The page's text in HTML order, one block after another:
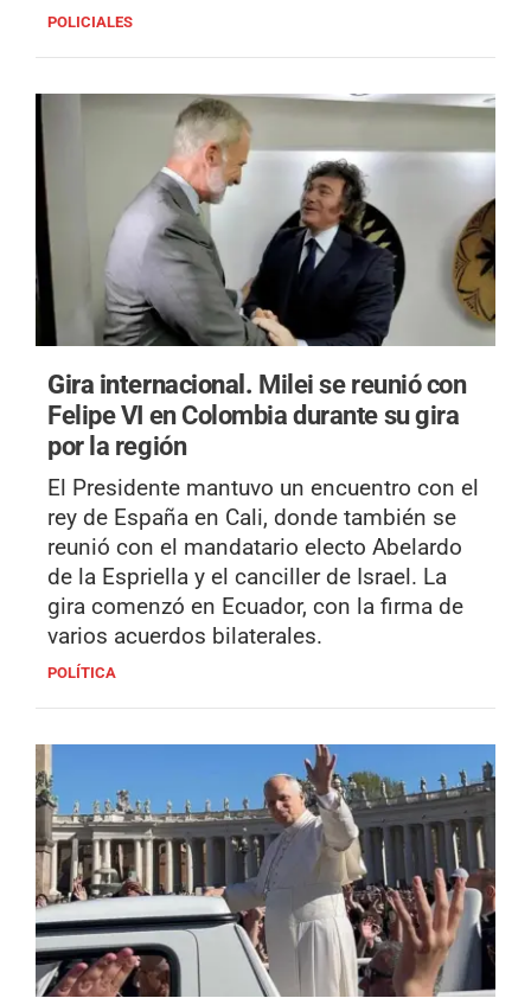
POLICIALES
Gira internacional. Milei se reunió con
Felipe VI en Colombia durante su gira
por la región
El Presidente mantuvo un encuentro con el
rey de España en Cali, donde también se
reunió con el mandatario electo Abelardo
de la Espriella y el canciller de Israel. La
gira comenzó en Ecuador, con la firma de
varios acuerdos bilaterales.
POLÍTICA